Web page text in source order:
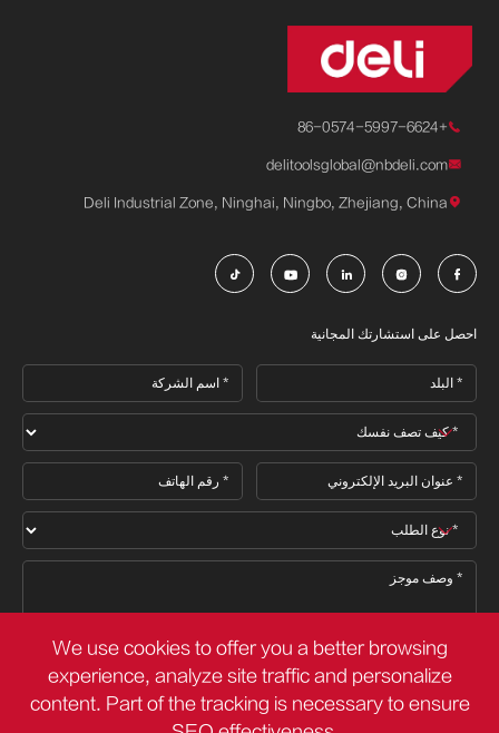

+86-0574-5997-6624

delitoolsglobal@nbdeli.com

Deli Industrial Zone, Ninghai, Ningbo, Zhejiang, China





احصل على استشارتك المجانية
We use cookies to offer you a better browsing
experience, analyze site traffic and personalize
content. Part of the tracking is necessary to ensure